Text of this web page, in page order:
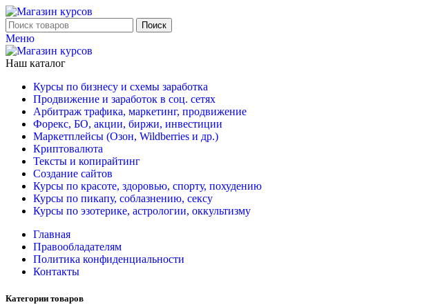
Поиск
Меню
Наш каталог
Курсы по бизнесу и схемы заработка
Продвижение и заработок в соц. сетях
Арбитраж трафика, маркетинг, продвижение
Форекс, БО, акции, биржи, инвестиции
Маркетплейсы (Озон, Wildberries и др.)
Криптовалюта
Тексты и копирайтинг
Создание сайтов
Курсы по красоте, здоровью, спорту, похудению
Курсы по пикапу, соблазнению, сексу
Курсы по эзотерике, астрологии, оккультизму
Главная
Правообладателям
Политика конфиденциальности
Контакты
Категории товаров